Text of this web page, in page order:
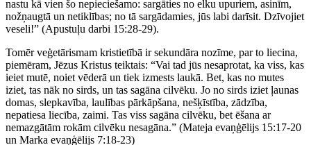
nastu kā vien šo nepieciešamo: sargāties no elku upuriem, asinīm,
nožņaugtā un netiklības; no tā sargādamies, jūs labi darīsit. Dzīvojiet
veseli!” (Apustuļu darbi 15:28-29).
Tomēr veģetārismam kristietībā ir sekundāra nozīme, par to liecina,
piemēram, Jēzus Kristus teiktais: “Vai tad jūs nesaprotat, ka viss, kas
ieiet mutē, noiet vēderā un tiek izmests laukā. Bet, kas no mutes
iziet, tas nāk no sirds, un tas sagāna cilvēku. Jo no sirds iziet ļaunas
domas, slepkavība, laulības pārkāpšana, nešķīstība, zādzība,
nepatiesa liecība, zaimi. Tas viss sagāna cilvēku, bet ēšana ar
nemazgātām rokām cilvēku nesagāna.” (Mateja evaņģēlijs 15:17-20
un Marka evaņģēlijs 7:18-23)